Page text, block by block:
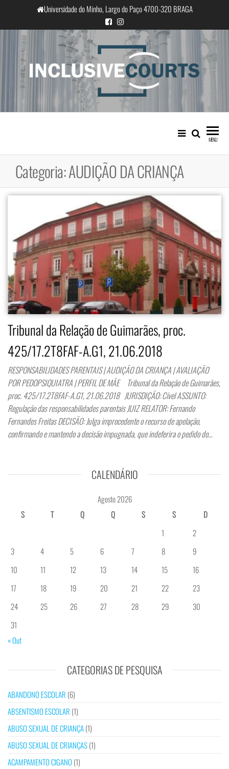
o
conteúdo
Universidade do Minho, Largo do Paço 4700-320 BRAGA
InclusiveCourts
Igualdade e diferença cultural na
prática judicial portuguesa
MENU
Categoria:AUDIÇÃO DA CRIANÇA
Tribunal da Relação de Guimarães, proc.
425/17.2T8FAF-A.G1, 21.06.2018
RESPONSABILIDADES PARENTAIS | AUDIÇÃO DA CRIANÇA | AVALIAÇÃO
POR PEDOPSIQUIATRA | PERFIL DE MÃE Tribunal da Relação de Guimarães,
proc. 425/17.2T8FAF-A.G1, 21.06.2018 JURISDIÇÃO: Cível ASSUNTO:
Regulação das responsabilidades parentais JUIZ RELATOR: Fernando
Fernandes Freitas DECISÃO: Julga improcedente o recurso de apelação,
confirmando e mantendo a decisão impugnada, que indeferira o pedido do…
CALENDÁRIO
Agosto 2026
S
T Q Q S S
D
1
2
3
4 5 6 7 8
9
10
11 12 13 14 15
16
17
18 19 20 21 22
23
24
25 26 27 28 29
30
31
« Out
CATEGORIAS DE PESQUISA
ABANDONO ESCOLAR (6)
ABSENTISMO ESCOLAR (1)
ABUSO SEXUAL DE CRIANÇA(1)
ABUSO SEXUAL DE CRIANÇAS(1)
ACAMPAMENTO CIGANO (1)